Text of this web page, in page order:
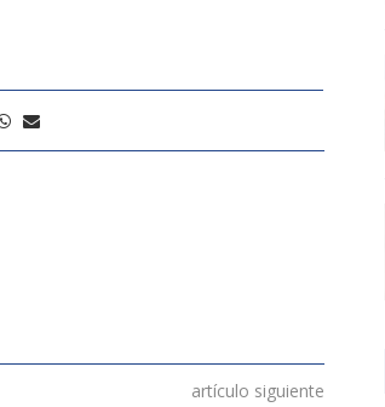
artículo siguiente